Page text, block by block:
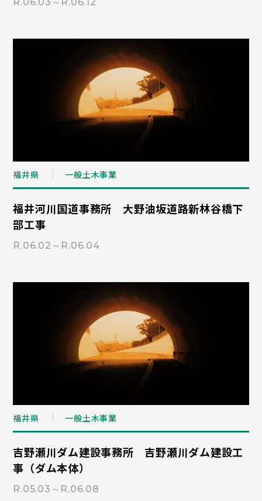
福井県 一般土木事業
福井河川国道事務所 大野油坂道路新林谷橋下
部工事
R.06.02～R.06.04
福井県 一般土木事業
吉野瀬川ダム建設事務所 吉野瀬川ダム建設工
事（ダム本体）
R.05.03～R.06.08